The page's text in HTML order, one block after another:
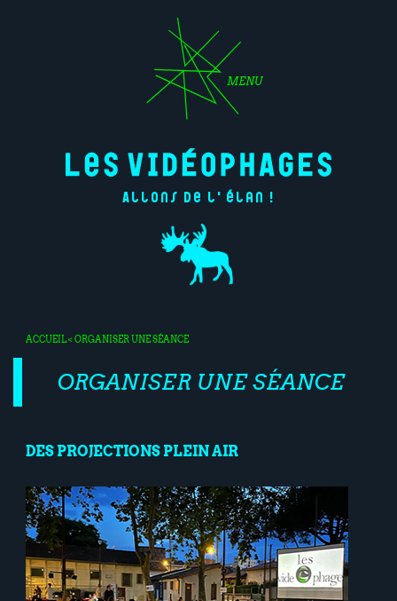
MENU
Allons de l'élan !
ACCUEIL< ORGANISER UNE SÉANCE
ORGANISER UNE SÉANCE
DES PROJECTIONS PLEIN AIR